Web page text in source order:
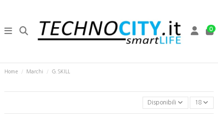
0
Home Marchi G.SKILL
Disponibili 18